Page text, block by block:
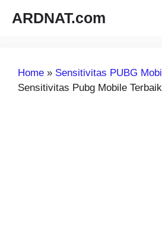
ARDNAT.com
Home » Sensitivitas PUBG
Sensitivitas Pubg Mobile